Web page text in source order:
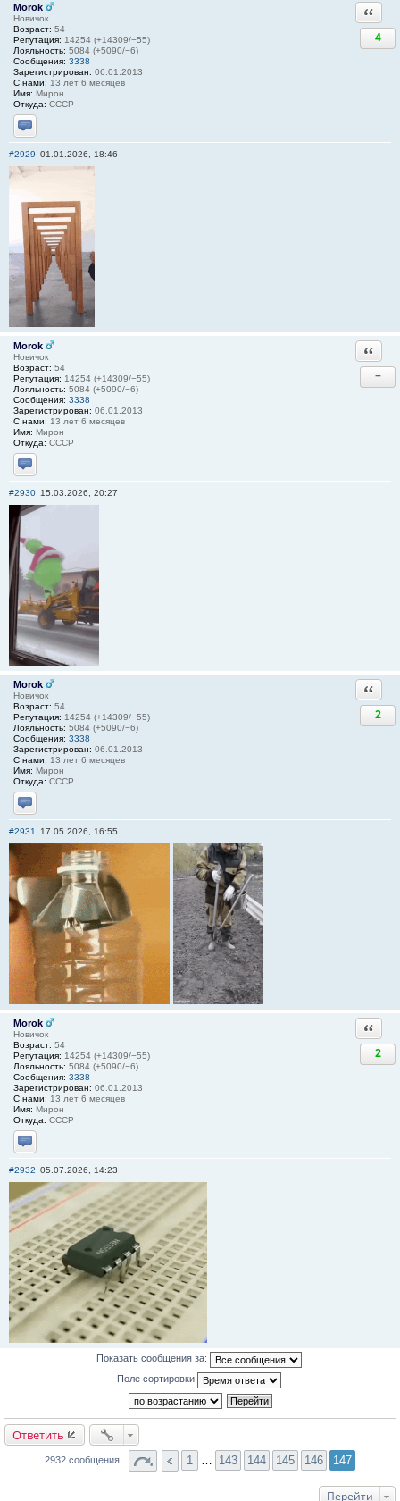
Morok
Новичок
Возраст: 54
Репутация: 14254 (+14309/−55)
Лояльность: 5084 (+5090/−6)
Сообщения: 3338
Зарегистрирован: 06.01.2013
С нами: 13 лет 6 месяцев
Имя: Мирон
Откуда: СССР
Отправить личное сообщение
4
#2929 01.01.2026, 18:46
Morok
Новичок
Возраст: 54
Репутация: 14254 (+14309/−55)
Лояльность: 5084 (+5090/−6)
Сообщения: 3338
Зарегистрирован: 06.01.2013
С нами: 13 лет 6 месяцев
Имя: Мирон
Откуда: СССР
Отправить личное сообщение
−
#2930 15.03.2026, 20:27
Morok
Новичок
Возраст: 54
Репутация: 14254 (+14309/−55)
Лояльность: 5084 (+5090/−6)
Сообщения: 3338
Зарегистрирован: 06.01.2013
С нами: 13 лет 6 месяцев
Имя: Мирон
Откуда: СССР
Отправить личное сообщение
2
#2931 17.05.2026, 16:55
Morok
Новичок
Возраст: 54
Репутация: 14254 (+14309/−55)
Лояльность: 5084 (+5090/−6)
Сообщения: 3338
Зарегистрирован: 06.01.2013
С нами: 13 лет 6 месяцев
Имя: Мирон
Откуда: СССР
Отправить личное сообщение
2
#2932 05.07.2026, 14:23
Показать сообщения за:
Поле сортировки
Ответить
2932 сообщения 1 … 143 144 145 146 147
Перейти